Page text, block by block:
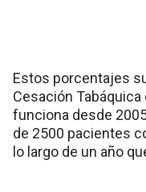
Estos porcentajes
Cesación
funciona desde
de 2500 pacientes
lo largo de un año